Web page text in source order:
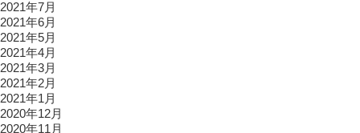
2021年7月
2021年6月
2021年5月
2021年4月
2021年3月
2021年2月
2021年1月
2020年12月
2020年11月